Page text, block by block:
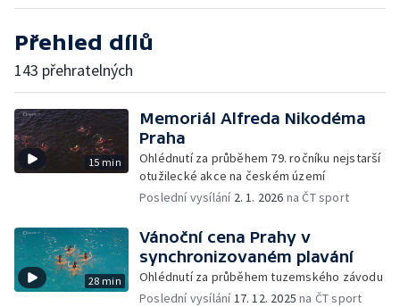
Přehled dílů
143 přehratelných
15 min
Memoriál Alfreda Nikodéma
Praha
Ohlédnutí za průběhem 79. ročníku nejstarší
otužilecké akce na českém území
Poslední vysílání 2. 1. 2026 na ČT sport
28 min
Vánoční cena Prahy v
synchronizovaném plavání
Ohlédnutí za průběhem tuzemského závodu
Poslední vysílání17. 12. 2025 na ČT sport